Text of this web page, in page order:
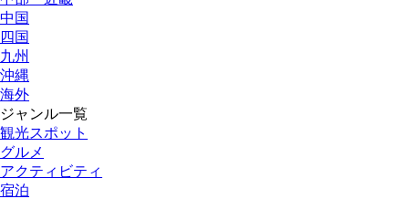
中国
四国
九州
沖縄
海外
ジャンル一覧
観光スポット
グルメ
アクティビティ
宿泊